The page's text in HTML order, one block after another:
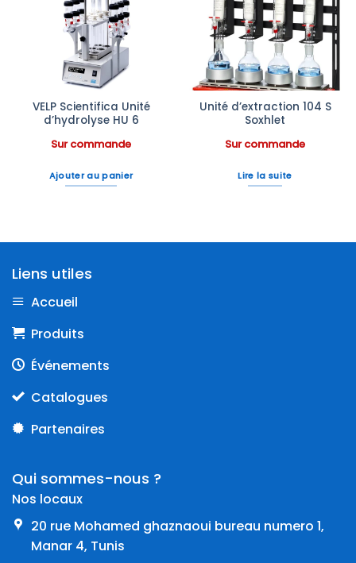
Ajouter
à la liste
d’envies
VELP Scientifica Unité
d’hydrolyse HU 6
Sur commande
Ajouter au panier
Ajouter
à la liste
d’envies
Unité d’extraction 104 S
Soxhlet
Sur commande
Lire la suite
Liens utiles
Accueil
Produits
Événements
Catalogues
Partenaires
Qui sommes-nous ?
Nos locaux
20 rue Mohamed ghaznaoui bureau numero 1,
Manar 4, Tunis